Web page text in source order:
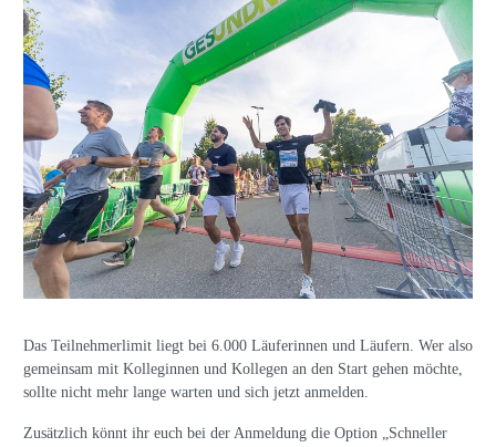
Das Teilnehmerlimit liegt bei 6.000 Läuferinnen und Läufern. Wer also
gemeinsam mit Kolleginnen und Kollegen an den Start gehen möchte,
sollte nicht mehr lange warten und sich jetzt anmelden.
Zusätzlich könnt ihr euch bei der Anmeldung die Option „Schneller